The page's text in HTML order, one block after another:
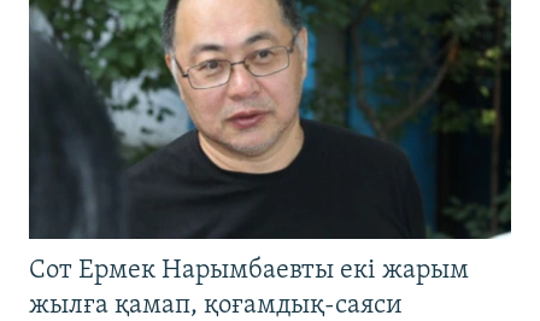
Сот Ермек Нарымбаевты екі жарым
жылға қамап, қоғамдық-саяси